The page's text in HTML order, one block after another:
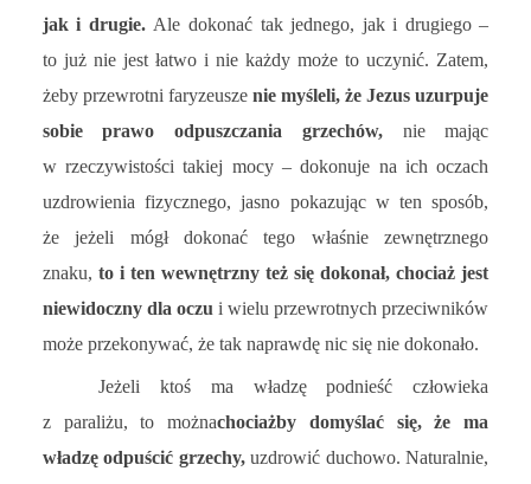
jak i drugie.Ale dokonać tak jednego, jak i drugiego –
to już nie jest łatwo i nie każdy może to uczynić. Zatem,
żeby przewrotni faryzeusze nie myśleli, że Jezus uzurpuje
sobie prawo odpuszczania grzechów, nie mając
w rzeczywistości takiej mocy – dokonuje na ich oczach
uzdrowienia fizycznego, jasno pokazując w ten sposób,
że jeżeli mógł dokonać tego właśnie zewnętrznego
znaku, to i ten wewnętrzny też się dokonał, chociaż jest
niewidoczny dla oczu i wielu przewrotnych przeciwników
może przekonywać, że tak naprawdę nic się nie dokonało.
Jeżeli ktoś ma władzę podnieść człowieka
z paraliżu, to możnachociażby domyślać się, że ma
władzę odpuścić grzechy,uzdrowić duchowo. Naturalnie,